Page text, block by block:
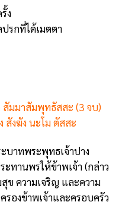
ง
รกที่ได้เมตตา
สัมมาสัมพุทธัสสะ (3 จบ)
สังฆัง นะโม ตัสสะ
บาทพระพุทธเจ้าปาง
ทานพรให้ข้าพเจ้า (กล่าว
ข ความเจริญ และความ
รองข้าพเจ้าและครอบครัว